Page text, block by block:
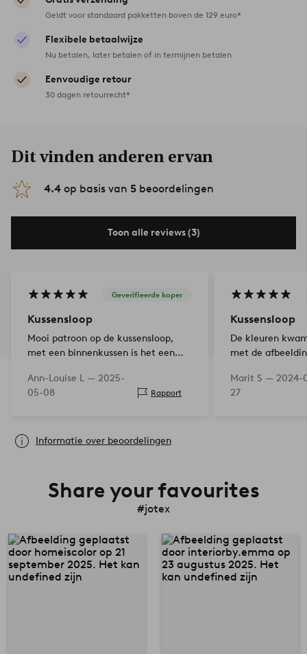
Geldt voor standaard pakketten boven de 129 euro*
Flexibele betaalwijze
Nu betalen, later betalen of in termijnen betalen
Eenvoudige retour
30 dagen retourrecht*
Dit vinden anderen ervan
4.4 op basis van 5 beoordelingen
Toon alle reviews (3)
Geverifieerde koper
Kussensloop
Mooi patroon op de kussensloop,
met een binnenkussen is het een
Ann-Louise L — 2025-
05-08
Rapport
Kussensloop
De kleuren
met de
Marit S — 2024-
27
Informatie over beoordelingen
Share your favourites
#jotex